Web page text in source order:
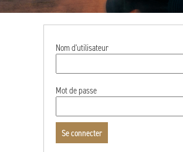
Nom d'utilisateur
Mot de passe